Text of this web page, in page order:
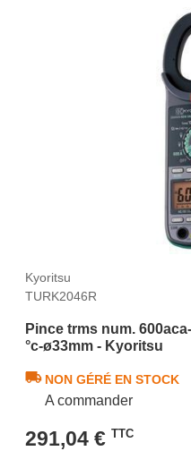
Kyoritsu
TURK2046R
Pince trms num.
°c-ø33mm - Kyoritsu
NON GÉRÉ EN STOCK
A commander
291,04 € TTC